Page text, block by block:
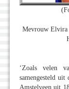
Mevrouw Elvira
‘Zoals velen
samengesteld uit
Amstelveen uit